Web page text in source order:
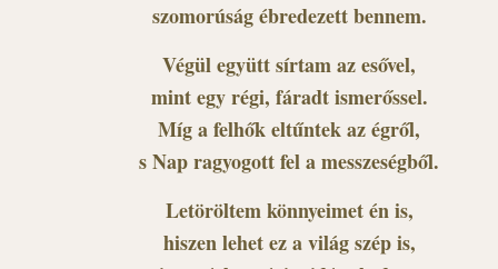
szomorúság ébredezett bennem.
Végül együtt sírtam az esővel,
mint egy régi, fáradt ismerőssel.
Míg a felhők eltűntek az égről,
s Nap ragyogott fel a messzeségből.
Letöröltem könnyeimet én is,
hiszen lehet ez a világ szép is,